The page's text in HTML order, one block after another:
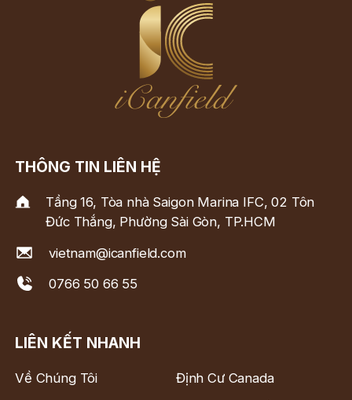
THÔNG TIN LIÊN HỆ
Tầng 16, Tòa nhà Saigon Marina IFC, 02 Tôn
Đức Thắng, Phường Sài Gòn, TP.HCM
vietnam@icanfield.com
0766 50 66 55
LIÊN KẾT NHANH
Về Chúng Tôi
Định Cư Canada